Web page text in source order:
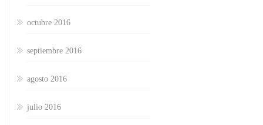
octubre 2016
septiembre 2016
agosto 2016
julio 2016